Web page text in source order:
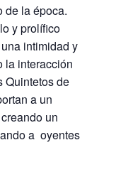
de la época.
y prolífico
intimidad y
la interacción
Quintetos de
a un
un
a oyentes